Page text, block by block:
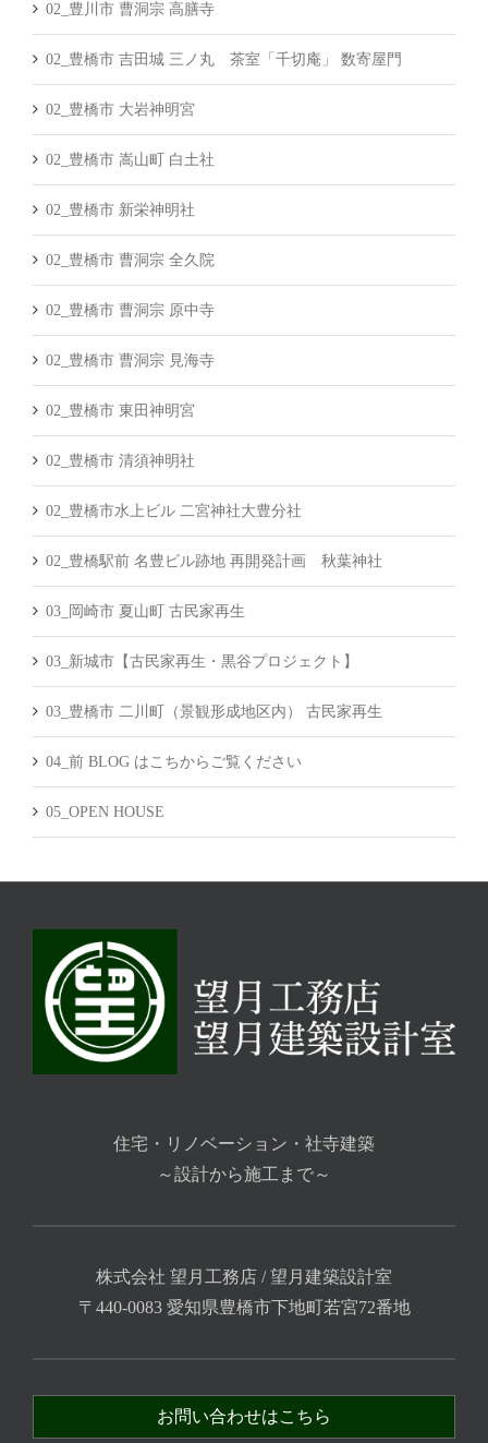
02_豊川市 曹洞宗 高膳寺
02_豊橋市 吉田城 三ノ丸 茶室「千切庵」 数寄屋門
02_豊橋市 大岩神明宮
02_豊橋市 嵩山町 白土社
02_豊橋市 新栄神明社
02_豊橋市 曹洞宗 全久院
02_豊橋市 曹洞宗 原中寺
02_豊橋市 曹洞宗 見海寺
02_豊橋市 東田神明宮
02_豊橋市 清須神明社
02_豊橋市水上ビル 二宮神社大豊分社
02_豊橋駅前 名豊ビル跡地 再開発計画 秋葉神社
03_岡崎市 夏山町 古民家再生
03_新城市【古民家再生・黒谷プロジェクト】
03_豊橋市 二川町（景観形成地区内） 古民家再生
04_前 BLOG はこちからご覧ください
05_OPEN HOUSE
住宅・リノベーション・社寺建築
～設計から施工まで～
株式会社 望月工務店 / 望月建築設計室
〒440-0083 愛知県豊橋市下地町若宮72番地
お問い合わせはこちら